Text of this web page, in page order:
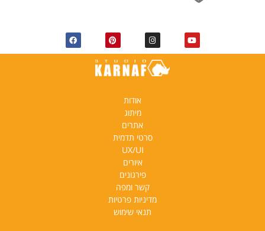
אודות
מיתוג
אתרים
סרטי תדמית
UX/UI
איורים
פירגונים
קשר ומפה
מדיניות פרטיות
תנאי שימוש